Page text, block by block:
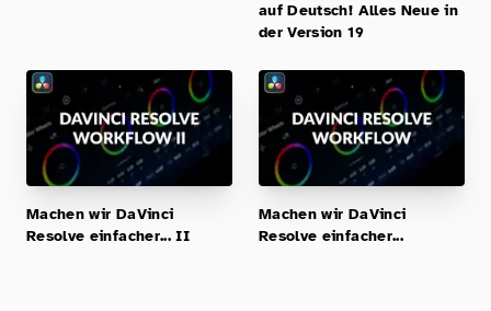
auf Deutsch! Alles Neue in
der Version 19
Machen wir DaVinci
Resolve einfacher... II
Machen wir DaVinci
Resolve einfacher...